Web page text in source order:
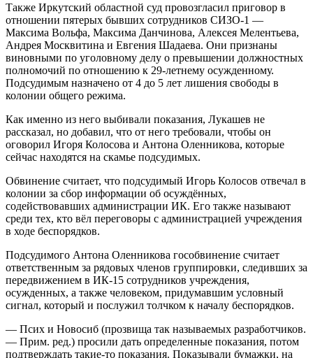
Также Иркутский областной суд провозгласил приговор в
отношении пятерых бывших сотрудников СИЗО-1 —
Максима Вольфа, Максима Данчинова, Алексея Мелентьева,
Андрея Москвитина и Евгения Шадаева. Они признаны
виновными по уголовному делу о превышении должностных
полномочий по отношению к 29-летнему осужденному.
Подсудимым назначено от 4 до 5 лет лишения свободы в
колонии общего режима.
Как именно из него выбивали показания, Лукашев не
рассказал, но добавил, что от него требовали, чтобы он
оговорил Игоря Колосова и Антона Оленникова, которые
сейчас находятся на скамье подсудимых.
Обвинение считает, что подсудимый Игорь Колосов отвечал в
колонии за сбор информации об осуждённых,
содействовавших администрации ИК. Его также называют
среди тех, кто вёл переговоры с администрацией учреждения
в ходе беспорядков.
Подсудимого Антона Оленникова гособвинение считает
ответственным за рядовых членов группировки, следивших за
передвижением в ИК-15 сотрудников учреждения,
осужденных, а также человеком, придумавшим условный
сигнал, который и послужил толчком к началу беспорядков.
— Псих и Новосиб (прозвища так называемых разработчиков.
— Прим. ред.) просили дать определенные показания, потом
подтверждать такие-то показания. Показывали бумажки, на